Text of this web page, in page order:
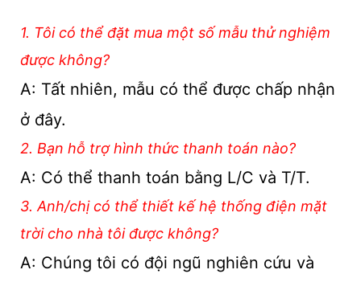
1. Tôi có thể đặt mua một số mẫu thử nghiệm
được không?
A: Tất nhiên, mẫu có thể được chấp nhận
ở đây.
2. Bạn hỗ trợ hình thức thanh toán nào?
A: Có thể thanh toán bằng L/C và T/T.
3. Anh/chị có thể thiết kế hệ thống điện mặt
trời cho nhà tôi được không?
A: Chúng tôi có đội ngũ nghiên cứu và